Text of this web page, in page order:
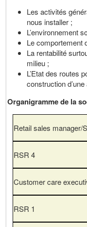
Les activités
nous installer ;
L’environnement
Le comportement
La rentabilité
milieu ;
L’Etat des routes
construction
Organigramme de la
Retail sales manager/
RSR 4
Customer care
RSR 1